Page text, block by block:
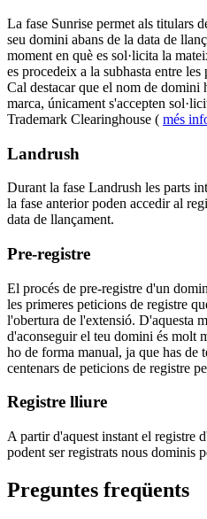
La fase Sunrise permet als titulars
seu domini abans de la data de
moment en què es sol·licita la
es procedeix a la subhasta entre les
Cal destacar que el nom de
marca, únicament s'accepten
Trademark Clearinghouse ( més
Landrush
Durant la fase Landrush les parts
la fase anterior poden accedir al
data de llançament.
Pre-registre
El procés de pre-registre d'un
les primeres peticions de registre
l'obertura de l'extensió. D'aquesta
d'aconseguir el teu domini és molt
ho de forma manual, ja que has de
centenars de peticions de registre
Registre lliure
A partir d'aquest instant el registre
podent ser registrats nous dominis
Preguntes freqüents